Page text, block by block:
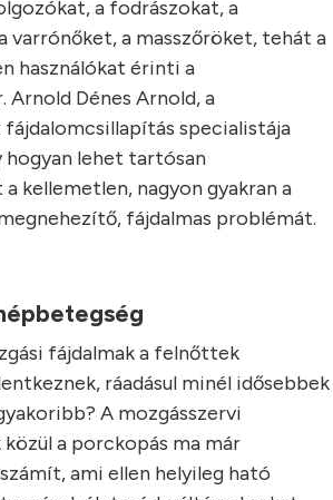
a fodrászokat, a
varrónőket, a masszőröket, tehát a
használókat érinti a
Arnold Dénes Arnold, a
specialistája
hogyan lehet tartósan
kellemetlen, nagyon gyakran a
fájdalmas problémát.
fájdalmak a felnőttek
ráadásul minél idősebbek
A mozgásszervi
a porckopás ma már
ami ellen helyileg ható